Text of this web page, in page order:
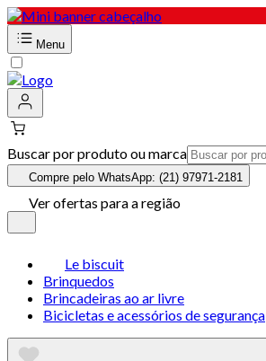
Menu
Buscar por produto ou marca
Compre pelo WhatsApp: (21) 97971-2181
Ver ofertas para a região
Le biscuit
Brinquedos
Brincadeiras ao ar livre
Bicicletas e acessórios de segurança